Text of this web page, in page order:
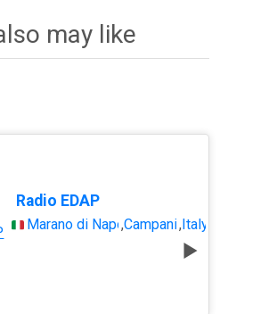
may like
Radio EDAP
Marano di Napoli
,Campania, Italy